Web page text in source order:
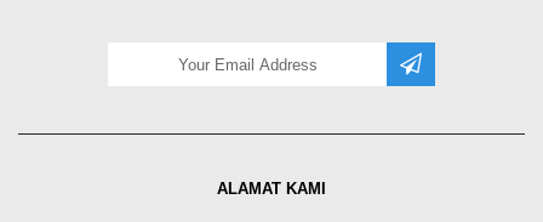
ALAMAT KAMI